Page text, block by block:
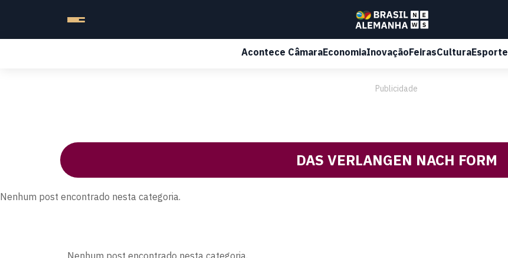
Acontece CâmaraEconomiaInovaçãoFeirasCulturaEsporte
Publicidade
DAS VERLANGEN NACH FORM
Nenhum post encontrado nesta categoria.
Nenhum post encontrado nesta categoria.